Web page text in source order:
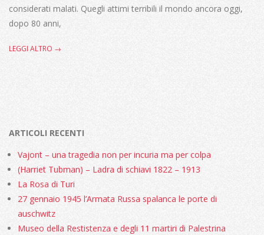
considerati malati. Quegli attimi terribili il mondo ancora oggi,
dopo 80 anni,
LEGGI ALTRO →
ARTICOLI RECENTI
Vajont – una tragedia non per incuria ma per colpa
(Harriet Tubman) – Ladra di schiavi 1822 – 1913
La Rosa di Turi
27 gennaio 1945 l’Armata Russa spalanca le porte di
auschwitz
Museo della Restistenza e degli 11 martiri di Palestrina